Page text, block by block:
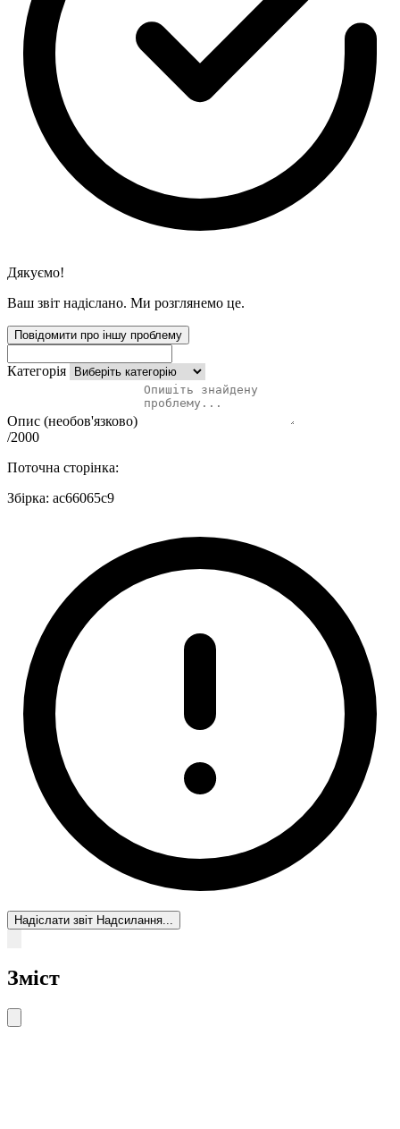
Дякуємо!
Ваш звіт надіслано. Ми розглянемо це.
Повідомити про іншу проблему
Категорія
Опис (необов'язково)
/2000
Поточна сторінка:
Збірка: ac66065c9
Надіслати звіт Надсилання...
Зміст